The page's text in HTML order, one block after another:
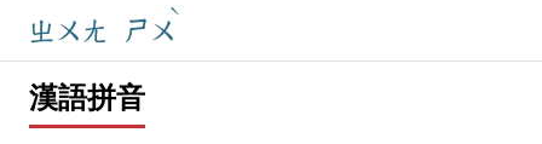
ㄓㄨㄤ ㄕㄨ
ˋ
漢語拼音